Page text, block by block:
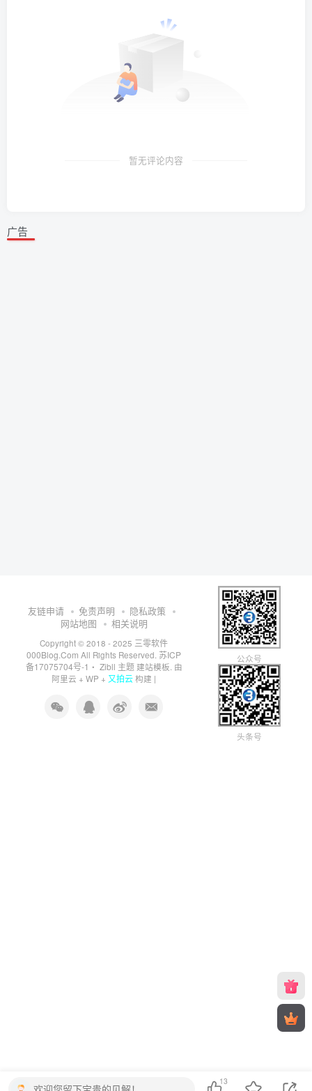
暂无评论内容
广告
友链申请 免责声明
隐私政策
网站地图
相关说明
Copyright © 2018 - 2025 三零软件
000Blog.Com All Rights Reserved. 苏ICP
备17075704号-1 ・ Zibll 主题建站模板. 由
阿里云 + WP + 又拍云构建 |
公众号
头条号
13